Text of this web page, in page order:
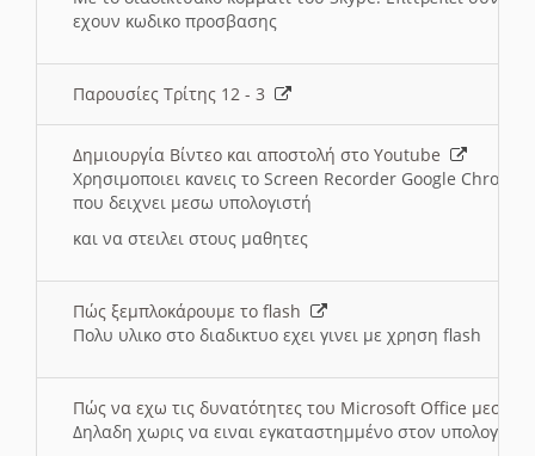
εχουν κωδικο προσβασης
Παρουσίες Τρίτης 12 - 3
Δημιουργία Βίντεο και αποστολή στο Youtube
Χρησιμοποιει κανεις το Screen Recorder Google Chrome
που δειχνει μεσω υπολογιστή
και να στειλει στους μαθητες
Πώς ξεμπλοκάρουμε το flash
Πολυ υλικο στο διαδικτυο εχει γινει με χρηση flash
Πώς να εχω τις δυνατότητες του Microsoft Office μεσω
Δηλαδη χωρις να ειναι εγκαταστημμένο στον